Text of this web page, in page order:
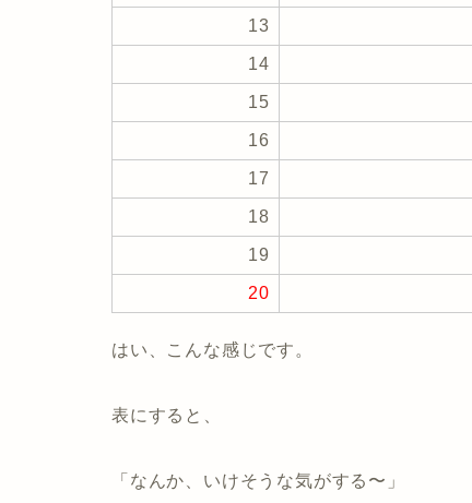
13
14
15
16
17
18
19
20
はい、こんな感じです。
表にすると、
「なんか、いけそうな気がする〜」